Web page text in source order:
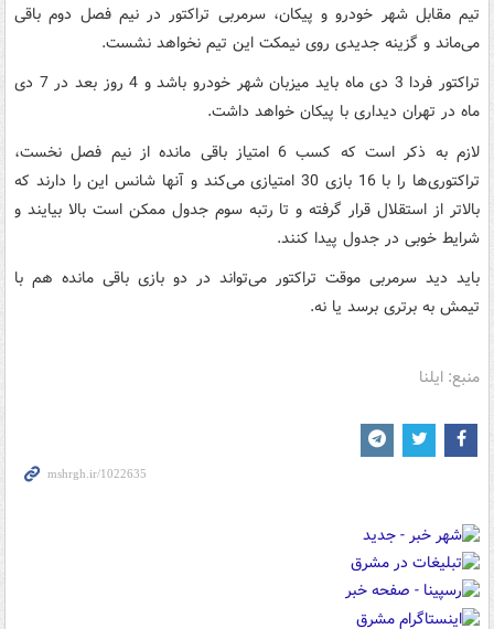
تیم مقابل شهر خودرو و پیکان، سرمربی تراکتور در نیم فصل دوم باقی
می‌ماند و گزینه جدیدی روی نیمکت این تیم نخواهد نشست.
تراکتور فردا 3 دی ماه باید میزبان شهر خودرو باشد و 4 روز بعد در 7 دی
ماه در تهران دیداری با پیکان خواهد داشت.
لازم به ذکر است که کسب 6 امتیاز باقی مانده از نیم فصل نخست،
تراکتوری‌ها را با 16 بازی 30 امتیازی می‌کند و آنها شانس این را دارند که
بالاتر از استقلال قرار گرفته و تا رتبه سوم جدول ممکن است بالا بیایند و
شرایط خوبی در جدول پیدا کنند.
باید دید سرمربی موقت تراکتور می‌تواند در دو بازی باقی مانده هم با
تیمش به برتری برسد یا نه.
منبع: ایلنا